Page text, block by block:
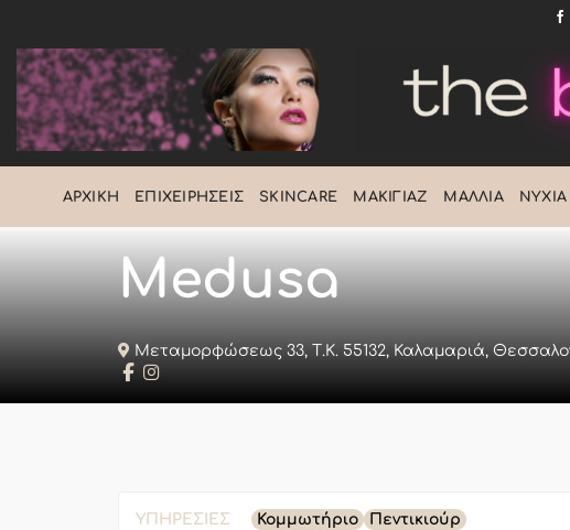
περιεχόμενο
ΑΡΧΙΚΉ ΕΠΙΧΕΙΡΉΣΕΙΣ SKINCARE ΜΑΚΙΓΙΆΖ ΜΑΛΛΙΆ ΝΎΧΙΑ
Medusa
Μεταμορφώσεως 33, Τ.Κ. 55132, Καλαμαριά,
ΥΠΗΡΕΣΊΕΣ Κομμωτήριο
Πεντικιούρ